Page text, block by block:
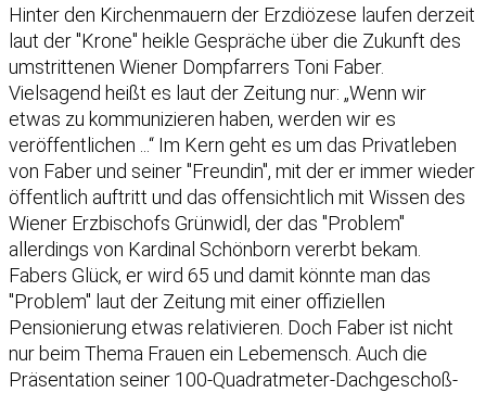
Hinter den Kirchenmauern der Erzdiözese laufen derzeit
laut der "Krone" heikle Gespräche über die Zukunft des
umstrittenen Wiener Dompfarrers Toni Faber.
Vielsagend heißt es laut der Zeitung nur: „Wenn wir
etwas zu kommunizieren haben, werden wir es
veröffentlichen ...“ Im Kern geht es um das Privatleben
von Faber und seiner "Freundin", mit der er immer wieder
öffentlich auftritt und das offensichtlich mit Wissen des
Wiener Erzbischofs Grünwidl, der das "Problem"
allerdings von Kardinal Schönborn vererbt bekam.
Fabers Glück, er wird 65 und damit könnte man das
"Problem" laut der Zeitung mit einer offiziellen
Pensionierung etwas relativieren. Doch Faber ist nicht
nur beim Thema Frauen ein Lebemensch. Auch die
Präsentation seiner 100-Quadratmeter-Dachgeschoß-